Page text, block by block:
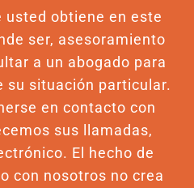
usted obtiene en este
ser, asesoramiento
a un abogado para
su situación particular.
en contacto con
sus llamadas,
El hecho de
con nosotros no crea